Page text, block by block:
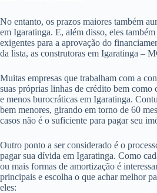
No entanto, os prazos maiores também
em Igaratinga. E, além disso, eles
exigentes para a aprovação do
da lista, as construtoras em Igaratinga –
Muitas empresas que trabalham com a
suas próprias linhas de crédito bem
e menos burocráticas em Igaratinga.
bem menores, girando em torno de 60
casos não é o suficiente para pagar seu
Outro ponto a ser considerado é o
pagar sua dívida em Igaratinga. Como
ou mais formas de amortização é
principais e escolha o que achar melhor
eles: